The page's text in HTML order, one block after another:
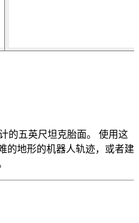
的五英尺坦克胎面。 使用这
的地形的机器人轨迹，或者建